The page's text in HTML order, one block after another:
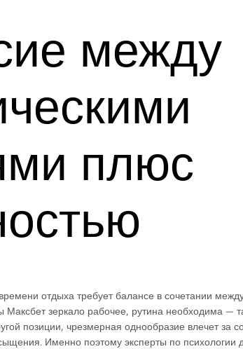
между
плюс
отдыха требует балансе в сочетании
зеркало рабочее, рутина необходима —
позиции, чрезмерная однообразие влечет за
Именно поэтому эксперты по психологии